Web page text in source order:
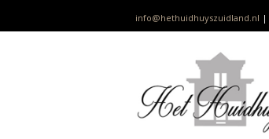
info@hethuidhuyszuidland.nl |